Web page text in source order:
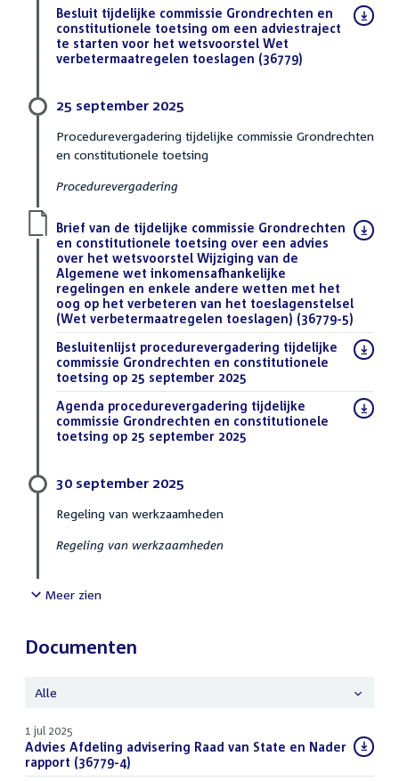
Download
bestand:
Besluit tijdelijke commissie Grondrechten en
constitutionele toetsing om een adviestraject
te starten voor het wetsvoorstel Wet
verbetermaatregelen toeslagen (36779)
25 september 2025
Procedurevergadering tijdelijke commissie Grondrechten
en constitutionele toetsing
Procedurevergadering
Download
bestand:
Brief van de tijdelijke commissie Grondrechten
en constitutionele toetsing over een advies
over het wetsvoorstel Wijziging van de
Algemene wet inkomensafhankelijke
regelingen en enkele andere wetten met het
oog op het verbeteren van het toeslagenstelsel
(Wet verbetermaatregelen toeslagen) (36779-5)
Download
bestand:
Besluitenlijst procedurevergadering tijdelijke
commissie Grondrechten en constitutionele
toetsing op 25 september 2025
Download
bestand:
Agenda procedurevergadering tijdelijke
commissie Grondrechten en constitutionele
toetsing op 25 september 2025
30 september 2025
Regeling van werkzaamheden
Regeling van werkzaamheden
Meer zien
Documenten
Alle
1 jul 2025
Download
bestand:
Advies Afdeling advisering Raad van State en Nader
rapport (36779-4)